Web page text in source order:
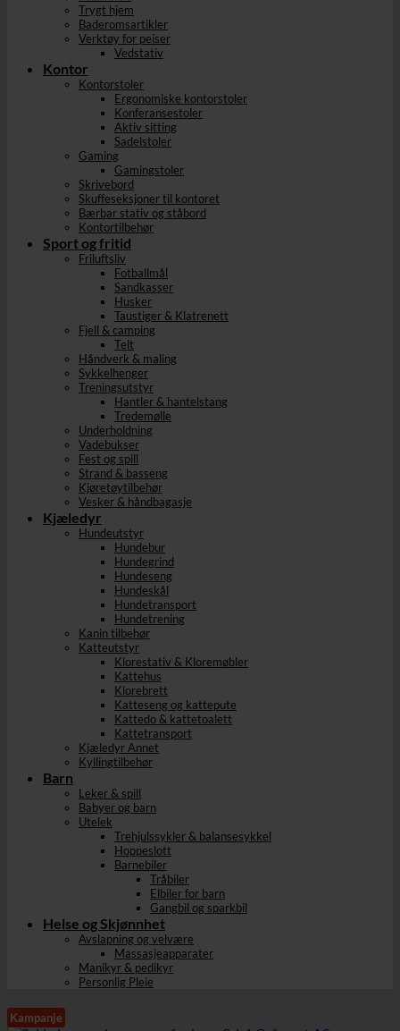
Trygt hjem
Baderomsartikler
Verktøy for peiser
Vedstativ
Kontor
Kontorstoler
Ergonomiske kontorstoler
Konferansestoler
Aktiv sitting
Sadelstoler
Gaming
Gamingstoler
Skrivebord
Skuffeseksjoner til kontoret
Bærbar stativ og ståbord
Kontortilbehør
Sport og fritid
Friluftsliv
Fotballmål
Sandkasser
Husker
Taustiger & Klatrenett
Fjell & camping
Telt
Håndverk & maling
Sykkelhenger
Treningsutstyr
Hantler & hantelstang
Tredemølle
Underholdning
Vadebukser
Fest og spill
Strand & basseng
Kjøretøytilbehør
Vesker & håndbagasje
Kjæledyr
Hundeutstyr
Hundebur
Hundegrind
Hundeseng
Hundeskål
Hundetransport
Hundetrening
Kanin tilbehør
Katteutstyr
Klorestativ & Kloremøbler
Kattehus
Klorebrett
Katteseng og kattepute
Kattedo & kattetoalett
Kattetransport
Kjæledyr Annet
Kyllingtilbehør
Barn
Leker & spill
Babyer og barn
Utelek
Trehjulssykler & balansesykkel
Hoppeslott
Barnebiler
Tråbiler
Elbiler for barn
Gangbil og sparkbil
Helse og Skjønnhet
Avslapning og velvære
Massasjeapparater
Manikyr & pedikyr
Personlig Pleie
Kampanje